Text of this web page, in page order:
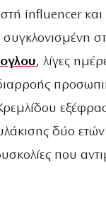
influencer και
, λίγες
δύο
που